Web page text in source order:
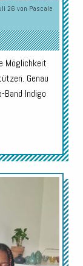
26 von Pascale
Möglichkeit
Genau
Indigo
Audio-
Player